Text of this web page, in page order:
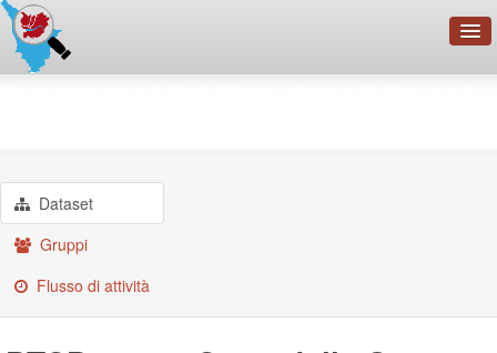
Dataset
Gruppi
Flusso di attività